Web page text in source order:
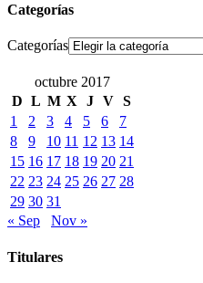
Categorías
Categorías
octubre 2017
D L M X J V S
1
2 3 4 5 6
7
8
9 10 11 12 13 14
15 16 17 18 19 20 21
22 23 24 25 26 27 28
29 30 31
« Sep
Nov »
Titulares